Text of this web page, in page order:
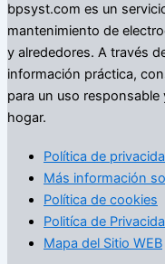
í
a
s
bpsyst.com es un
mantenimiento de
y alrededores. A través
información práctica,
para un uso
hogar.
Política de
Más información
Política de cookies
Politíca de
Mapa del Sitio WEB